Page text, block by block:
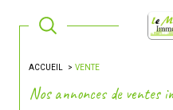
ACCUEIL VENTE
Nos annonces de ventes